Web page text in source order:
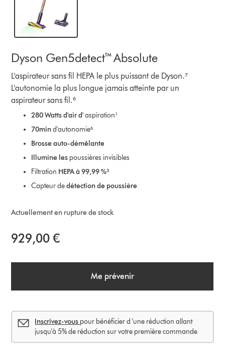
Dyson Gen5detect™ Absolute
L'aspirateur sans fil HEPA le plus puissant de Dyson.⁷
L'autonomie la plus longue jamais atteinte par un
aspirateur sans fil.⁶
280 Watts d'air d'aspiration¹
70mind'autonomie⁶
Brosse auto-démêlante
Illumine les poussières invisibles
Filtration HEPA à 99,99 %³
Capteur dedétection de poussière
Actuellement en rupture de stock
929,00 €
Me prévenir
Inscrivez-vous pour bénéficier d 'une réduction allant
jusqu'à 5% de réduction sur votre première commande